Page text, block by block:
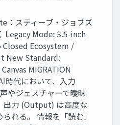
：スティーブ・ジョブズ
Legacy Mode: 3.5-inch
Ecosystem /
New Standard:
MIGRATION
時代において、入力
やジェスチャーで曖昧
出力 (Output) は高度な
れる。 情報を「読む」